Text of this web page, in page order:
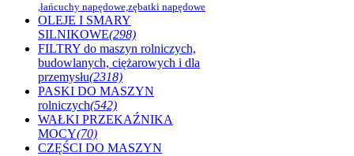
,łańcuchy napędowe,zębatki napędowe
OLEJE I SMARY
SILNIKOWE(298)
FILTRY do maszyn rolniczych,
budowlanych, ciężarowych i dla
przemysłu(2318)
PASKI DO MASZYN
rolniczych(542)
WAŁKI PRZEKAŹNIKA
MOCY(70)
CZĘŚCI DO MASZYN